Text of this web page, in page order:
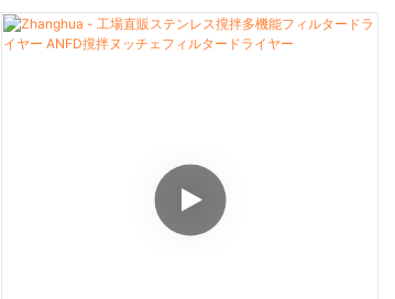
乾燥装置の様々な用途に適しています。